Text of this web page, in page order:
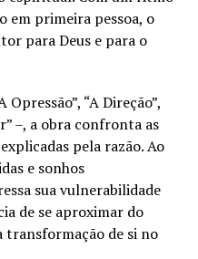
em primeira pessoa, o
para Deus e para o
“A Direção”,
–, a obra confronta as
pela razão. Ao
e sonhos
sua vulnerabilidade
de se aproximar do
transformação de si no